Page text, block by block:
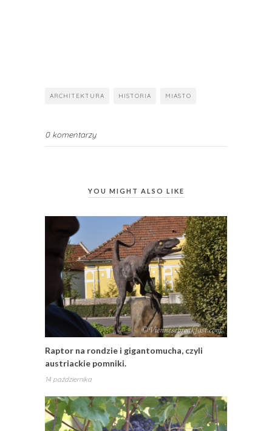
ARCHITEKTURA HISTORIA MIASTO
0 komentarzy
YOU MIGHT ALSO LIKE
Raptor na rondzie i gigantomucha, czyli
austriackie pomniki.
14 października